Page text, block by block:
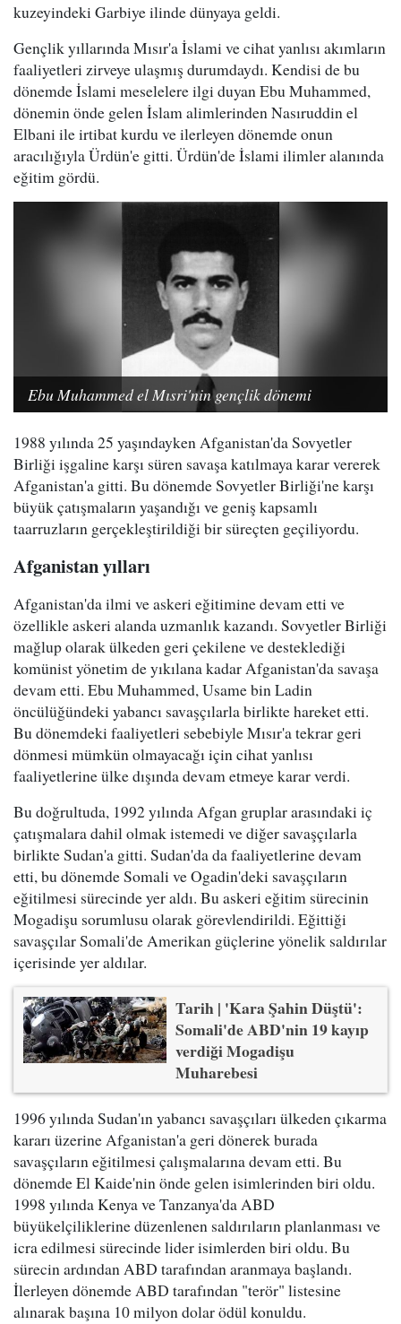
kuzeyindeki Garbiye ilinde dünyaya geldi.
Gençlik yıllarında Mısır'a İslami ve cihat yanlısı akımların
faaliyetleri zirveye ulaşmış durumdaydı. Kendisi de bu
dönemde İslami meselelere ilgi duyan Ebu Muhammed,
dönemin önde gelen İslam alimlerinden Nasıruddin el
Elbani ile irtibat kurdu ve ilerleyen dönemde onun
aracılığıyla Ürdün'e gitti. Ürdün'de İslami ilimler alanında
eğitim gördü.
Ebu Muhammed el Mısri'nin gençlik dönemi
1988 yılında 25 yaşındayken Afganistan'da Sovyetler
Birliği işgaline karşı süren savaşa katılmaya karar vererek
Afganistan'a gitti. Bu dönemde Sovyetler Birliği'ne karşı
büyük çatışmaların yaşandığı ve geniş kapsamlı
taarruzların gerçekleştirildiği bir süreçten geçiliyordu.
Afganistan yılları
Afganistan'da ilmi ve askeri eğitimine devam etti ve
özellikle askeri alanda uzmanlık kazandı. Sovyetler Birliği
mağlup olarak ülkeden geri çekilene ve desteklediği
komünist yönetim de yıkılana kadar Afganistan'da savaşa
devam etti. Ebu Muhammed, Usame bin Ladin
öncülüğündeki yabancı savaşçılarla birlikte hareket etti.
Bu dönemdeki faaliyetleri sebebiyle Mısır'a tekrar geri
dönmesi mümkün olmayacağı için cihat yanlısı
faaliyetlerine ülke dışında devam etmeye karar verdi.
Bu doğrultuda, 1992 yılında Afgan gruplar arasındaki iç
çatışmalara dahil olmak istemedi ve diğer savaşçılarla
birlikte Sudan'a gitti. Sudan'da da faaliyetlerine devam
etti, bu dönemde Somali ve Ogadin'deki savaşçıların
eğitilmesi sürecinde yer aldı. Bu askeri eğitim sürecinin
Mogadişu sorumlusu olarak görevlendirildi. Eğittiği
savaşçılar Somali'de Amerikan güçlerine yönelik saldırılar
içerisinde yer aldılar.
Tarih | 'Kara Şahin Düştü':
Somali'de ABD'nin 19 kayıp
verdiği Mogadişu
Muharebesi
1996 yılında Sudan'ın yabancı savaşçıları ülkeden çıkarma
kararı üzerine Afganistan'a geri dönerek burada
savaşçıların eğitilmesi çalışmalarına devam etti. Bu
dönemde El Kaide'nin önde gelen isimlerinden biri oldu.
1998 yılında Kenya ve Tanzanya'da ABD
büyükelçiliklerine düzenlenen saldırıların planlanması ve
icra edilmesi sürecinde lider isimlerden biri oldu. Bu
sürecin ardından ABD tarafından aranmaya başlandı.
İlerleyen dönemde ABD tarafından "terör" listesine
alınarak başına 10 milyon dolar ödül konuldu.